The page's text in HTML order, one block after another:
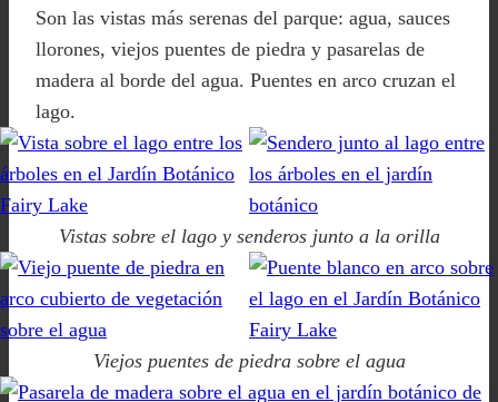
Son las vistas más serenas del parque: agua, sauces
llorones, viejos puentes de piedra y pasarelas de
madera al borde del agua. Puentes en arco cruzan el
lago.
Vistas sobre el lago y senderos junto a la orilla
Viejos puentes de piedra sobre el agua